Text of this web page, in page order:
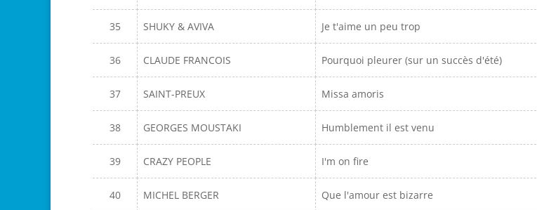
35 SHUKY & AVIVA Je t'aime un peu trop
36 CLAUDE FRANCOIS Pourquoi pleurer (sur un succès d'été)
37 SAINT-PREUX Missa amoris
38 GEORGES MOUSTAKI Humblement il est venu
39 CRAZY PEOPLE I'm on fire
40 MICHEL BERGER Que l'amour est bizarre